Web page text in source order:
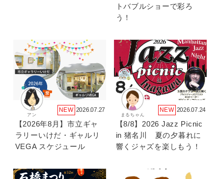
トバブルショーで彩ろ
う！
アン
NEW 2026.07.27
【2026年8月】市立ギャ
ラリーいけだ・ギャルリ
VEGA スケジュール
まるちゃん
NEW 2026.07.24
【8/8】2026 Jazz Picnic
in 猪名川 夏の夕暮れに
響くジャズを楽しもう！